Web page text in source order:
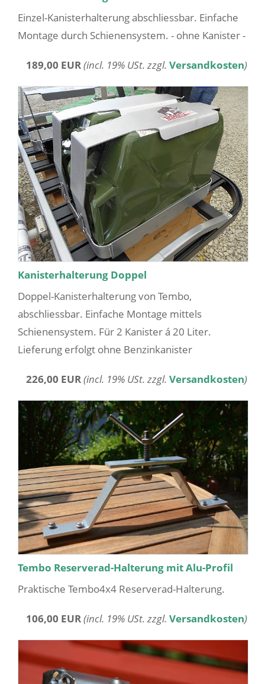
Einzel-Kanisterhalterung abschliessbar. Einfache
Montage durch Schienensystem. - ohne Kanister -
189,00 EUR(incl. 19% USt. zzgl. Versandkosten)
Kanisterhalterung Doppel
Doppel-Kanisterhalterung von Tembo,
abschliessbar. Einfache Montage mittels
Schienensystem. Für 2 Kanister á 20 Liter.
Lieferung erfolgt ohne Benzinkanister
226,00 EUR(incl. 19% USt. zzgl. Versandkosten)
Tembo Reserverad-Halterung mit Alu-Profil
Praktische Tembo4x4 Reserverad-Halterung.
106,00 EUR(incl. 19% USt. zzgl. Versandkosten)